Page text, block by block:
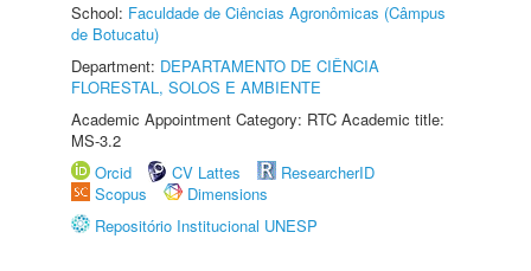
School: Faculdade de Ciências Agronômicas (Câmpus
de Botucatu)
Department: DEPARTAMENTO DE CIÊNCIA
FLORESTAL, SOLOS E AMBIENTE
Academic Appointment Category: RTC Academic title:
MS-3.2
Orcid
CV Lattes
ResearcherID
Scopus
Dimensions
Repositório Institucional UNESP